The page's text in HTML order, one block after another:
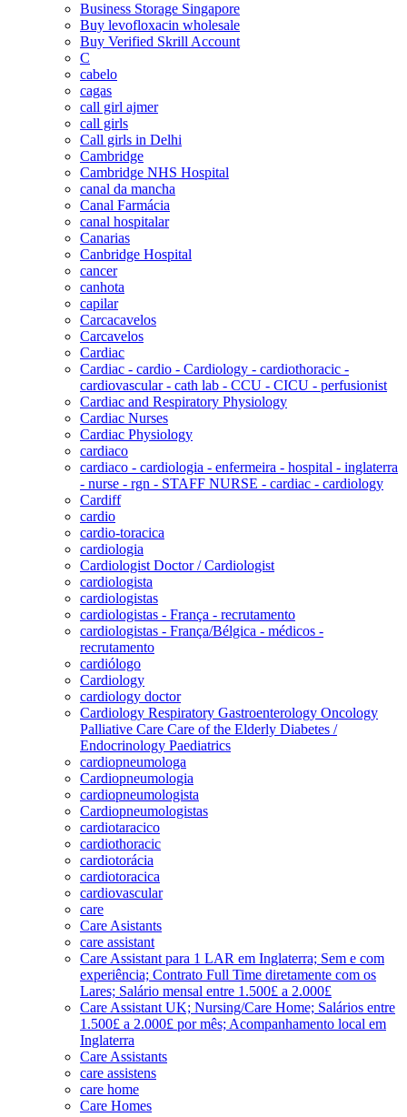
Business Storage Singapore
Buy levofloxacin wholesale
Buy Verified Skrill Account
C
cabelo
cagas
call girl ajmer
call girls
Call girls in Delhi
Cambridge
Cambridge NHS Hospital
canal da mancha
Canal Farmácia
canal hospitalar
Canarias
Canbridge Hospital
cancer
canhota
capilar
Carcacavelos
Carcavelos
Cardiac
Cardiac - cardio - Cardiology - cardiothoracic -
cardiovascular - cath lab - CCU - CICU - perfusionist
Cardiac and Respiratory Physiology
Cardiac Nurses
Cardiac Physiology
cardiaco
cardiaco - cardiologia - enfermeira - hospital - inglaterra
- nurse - rgn - STAFF NURSE - cardiac - cardiology
Cardiff
cardio
cardio-toracica
cardiologia
Cardiologist Doctor / Cardiologist
cardiologista
cardiologistas
cardiologistas - França - recrutamento
cardiologistas - França/Bélgica - médicos -
recrutamento
cardiólogo
Cardiology
cardiology doctor
Cardiology Respiratory Gastroenterology Oncology
Palliative Care Care of the Elderly Diabetes /
Endocrinology Paediatrics
cardiopneumologa
Cardiopneumologia
cardiopneumologista
Cardiopneumologistas
cardiotaracico
cardiothoracic
cardiotorácia
cardiotoracica
cardiovascular
care
Care Asistants
care assistant
Care Assistant para 1 LAR em Inglaterra; Sem e com
experiência; Contrato Full Time diretamente com os
Lares; Salário mensal entre 1.500£ a 2.000£
Care Assistant UK; Nursing/Care Home; Salários entre
1.500£ a 2.000£ por mês; Acompanhamento local em
Inglaterra
Care Assistants
care assistens
care home
Care Homes